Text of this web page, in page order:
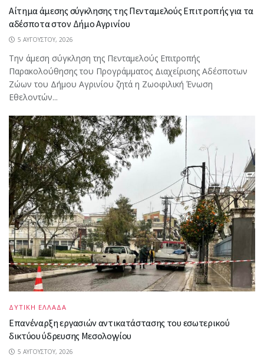
Αίτημα άμεσης σύγκλησης της Πενταμελούς Επιτροπής για τα
αδέσποτα στον Δήμο Αγρινίου
5 ΑΥΓΟΎΣΤΟΥ, 2026
Την άμεση σύγκληση της Πενταμελούς Επιτροπής
Παρακολούθησης του Προγράμματος Διαχείρισης Αδέσποτων
Ζώων του Δήμου Αγρινίου ζητά η Ζωοφιλική Ένωση
Εθελοντών...
ΔΥΤΙΚΗ ΕΛΛΑΔΑ
Επανέναρξη εργασιών αντικατάστασης του εσωτερικού
δικτύου ύδρευσης Μεσολογγίου
5 ΑΥΓΟΎΣΤΟΥ, 2026